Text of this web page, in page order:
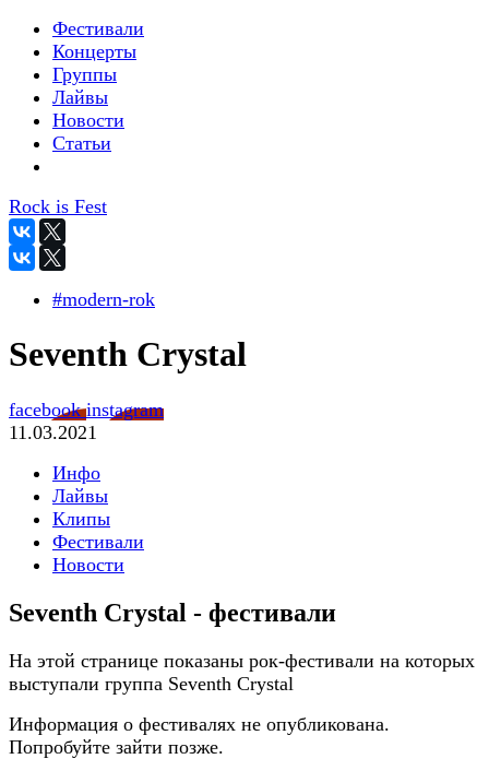
Фестивали
Концерты
Группы
Лайвы
Новости
Статьи
Rock is Fest
#modern-rok
Seventh Crystal
facebookinstagram
11.03.2021
Инфо
Лайвы
Клипы
Фестивали
Новости
Seventh Crystal - фестивали
На этой странице показаны рок-фестивали на которых
выступали группа Seventh Crystal
Информация о фестивалях не опубликована.
Попробуйте зайти позже.